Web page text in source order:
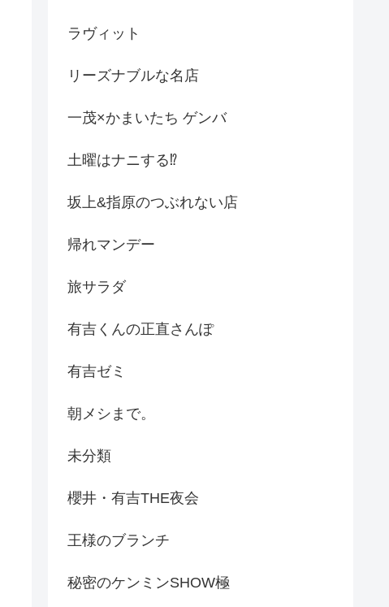
ラヴィット
リーズナブルな名店
一茂×かまいたち ゲンバ
土曜はナニする⁉
坂上&指原のつぶれない店
帰れマンデー
旅サラダ
有吉くんの正直さんぽ
有吉ゼミ
朝メシまで。
未分類
櫻井・有吉THE夜会
王様のブランチ
秘密のケンミンSHOW極